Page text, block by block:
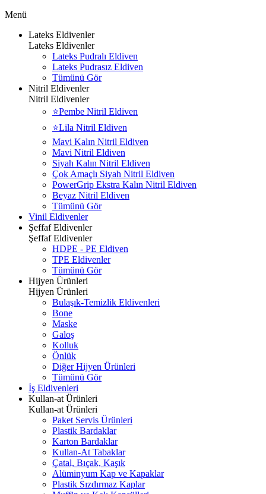
Menü
Lateks Eldivenler
Lateks Eldivenler
Lateks Pudralı Eldiven
Lateks Pudrasız Eldiven
Tümünü Gör
Nitril Eldivenler
Nitril Eldivenler
⭐Pembe Nitril Eldiven
⭐Lila Nitril Eldiven
Mavi Kalın Nitril Eldiven
Mavi Nitril Eldiven
Siyah Kalın Nitril Eldiven
Çok Amaçlı Siyah Nitril Eldiven
PowerGrip Ekstra Kalın Nitril Eldiven
Beyaz Nitril Eldiven
Tümünü Gör
Vinil Eldivenler
Şeffaf Eldivenler
Şeffaf Eldivenler
HDPE - PE Eldiven
TPE Eldivenler
Tümünü Gör
Hijyen Ürünleri
Hijyen Ürünleri
Bulaşık-Temizlik Eldivenleri
Bone
Maske
Galoş
Kolluk
Önlük
Diğer Hijyen Ürünleri
Tümünü Gör
İş Eldivenleri
Kullan-at Ürünleri
Kullan-at Ürünleri
Paket Servis Ürünleri
Plastik Bardaklar
Karton Bardaklar
Kullan-At Tabaklar
Çatal, Bıçak, Kaşık
Alüminyum Kap ve Kapaklar
Plastik Sızdırmaz Kaplar